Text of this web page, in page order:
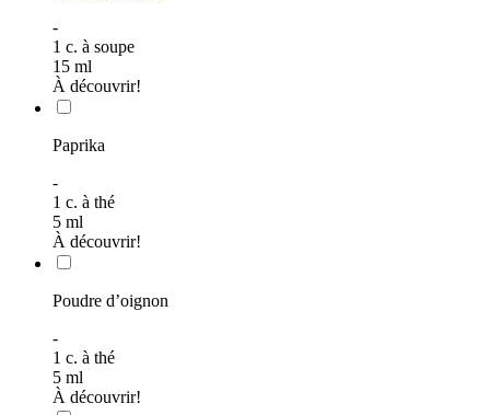
-
1 c. à soupe
15 ml
À découvrir!
Paprika
-
1 c. à thé
5 ml
À découvrir!
Poudre d’oignon
-
1 c. à thé
5 ml
À découvrir!